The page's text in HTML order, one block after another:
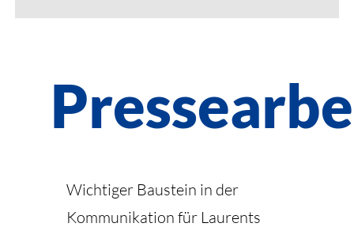
Wichtiger Baustein in der
Kommunikation für Laurents